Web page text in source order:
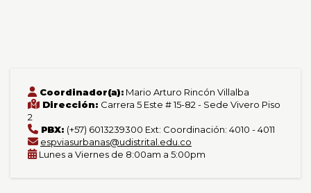
Coordinador(a): Mario Arturo Rincón Villalba
Dirección: Carrera 5 Este # 15-82 - Sede Vivero Piso
2
PBX: (+57) 6013239300 Ext: Coordinación: 4010 - 4011
espviasurbanas@udistrital.edu.co
Lunes a Viernes de 8:00am a 5:00pm